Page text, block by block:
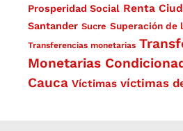
Prosperidad Social Renta
Santander Sucre Superación de
Transferencias monetarias
Monetarias
Cauca Víctimas víctimas